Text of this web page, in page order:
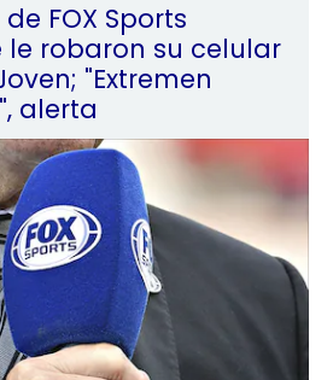
FOX Sports
robaron su celular
"Extremen
alerta